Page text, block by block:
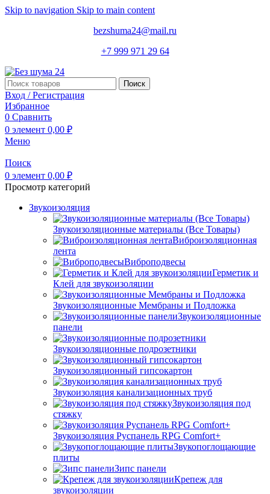
Skip to navigation Skip to main content
bezshuma24@mail.ru
+7 999 971 29 64
Поиск
Вход / Регистрация
Избранное
0 Сравнить
0 элемент 0,00 ₽
Меню
Поиск
0 элемент 0,00 ₽
Просмотр категорий
Звукоизоляция
Звукоизоляционные материалы (Все Товары)
Виброизоляционная
лента
Виброподвесы
Герметик и
Клей для звукоизоляции
Звукоизоляционные Мембраны и Подложка
Звукоизоляционные
панели
Звукоизоляционные подрозетники
Звукоизоляционный гипсокартон
Звукоизоляция канализационных труб
Звукоизоляция под
стяжку
Звукоизоляция Руспанель RPG Comfort+
Звукопоглощающие
плиты
Зипс панели
Крепеж для
звукоизоляции